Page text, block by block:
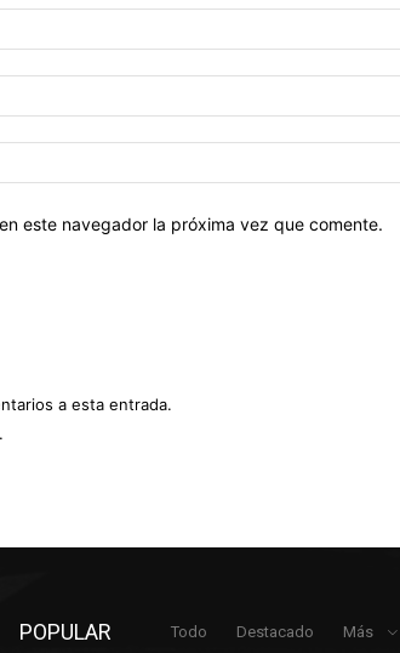
este navegador la próxima vez que comente.
a esta entrada.
POPULAR Todo Destacado Más